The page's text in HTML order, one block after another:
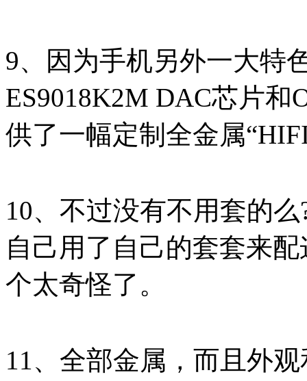
9、因为手机另外一大特
ES9018K2M DAC芯片和
供了一幅定制全金属
10、不过没有不用套的
自己用了自己的套套来
个太奇怪了。
11、全部金属，而且外